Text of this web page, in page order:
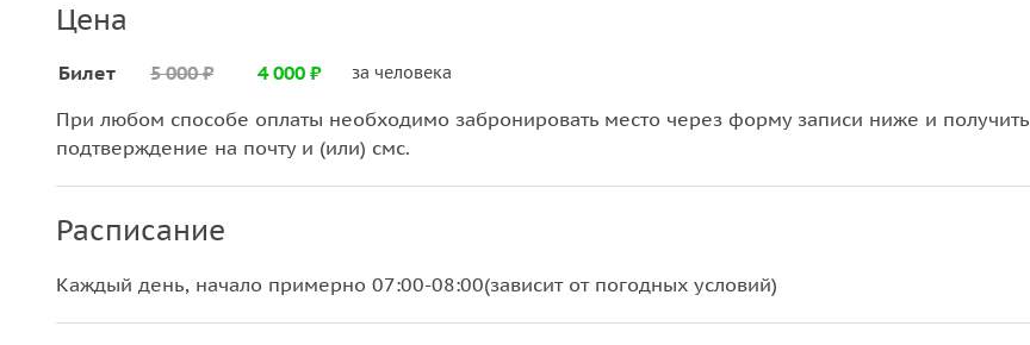
Цена
Билет 5 000 ₽ 4 000 ₽ за человека
При любом способе оплаты необходимо забронировать место через форму записи ниже и получить
подтверждение на почту и (или) смс.
Расписание
Каждый день, начало примерно 07:00-08:00(зависит от погодных условий)